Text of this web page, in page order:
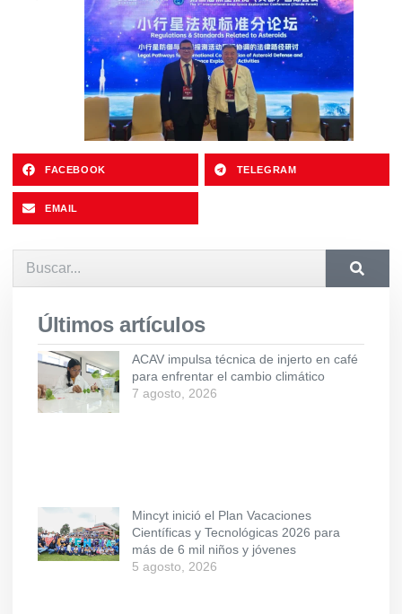
FACEBOOK TELEGRAM
EMAIL
Últimos artículos
ACAV impulsa técnica de injerto en café
para enfrentar el cambio climático
7 agosto, 2026
Mincyt inició el Plan Vacaciones
Científicas y Tecnológicas 2026 para
más de 6 mil niños y jóvenes
5 agosto, 2026